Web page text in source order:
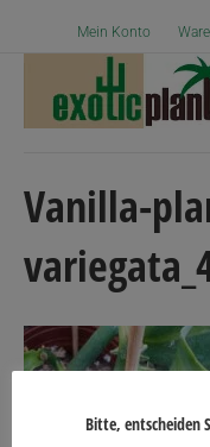
Mein Konto
Vanilla-
Bitte, entscheiden